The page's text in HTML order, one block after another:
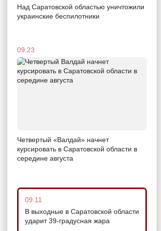
Над Саратовской областью уничтожили
украинские беспилотники
09:23
Четвертый «Валдай» начнет
курсировать в Саратовской области в
середине августа
09:11
В выходные в Саратовской области
ударит 39-градусная жара